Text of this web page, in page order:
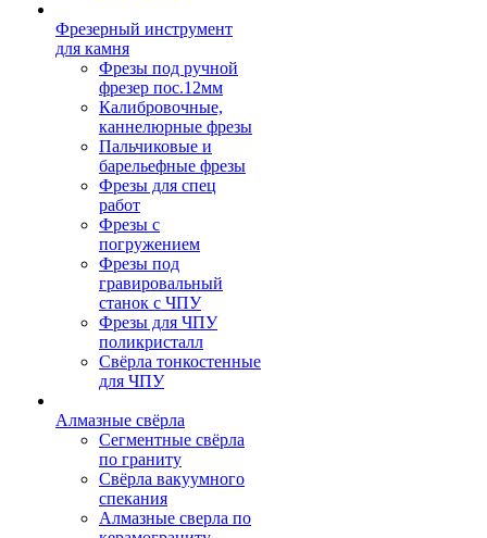
Фрезерный инструмент
для камня
Фрезы под ручной
фрезер пос.12мм
Калибровочные,
каннелюрные фрезы
Пальчиковые и
барельефные фрезы
Фрезы для спец
работ
Фрезы с
погружением
Фрезы под
гравировальный
станок с ЧПУ
Фрезы для ЧПУ
поликристалл
Свёрла тонкостенные
для ЧПУ
Алмазные свёрла
Сегментные свёрла
по граниту
Свёрла вакуумного
спекания
Алмазные сверла по